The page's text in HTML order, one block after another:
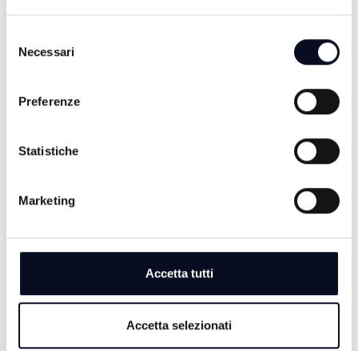
delNecessari
Preferenze
Statistiche
Marketing
Accetta tutti
Accetta selezionati
7 AGOSTO 2026
Bologna sul parquet di Rimini
RIMINI: Lotta alle dipendenze, Meloni e Macron in
visita insieme a San Patrignano